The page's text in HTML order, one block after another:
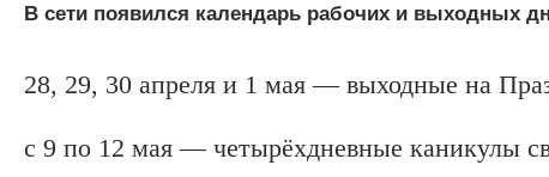
В сети появился календарь рабочих и выходных
28, 29, 30 апреля и 1 мая — выходные на
с 9 по 12 мая — четырёхдневные каникулы